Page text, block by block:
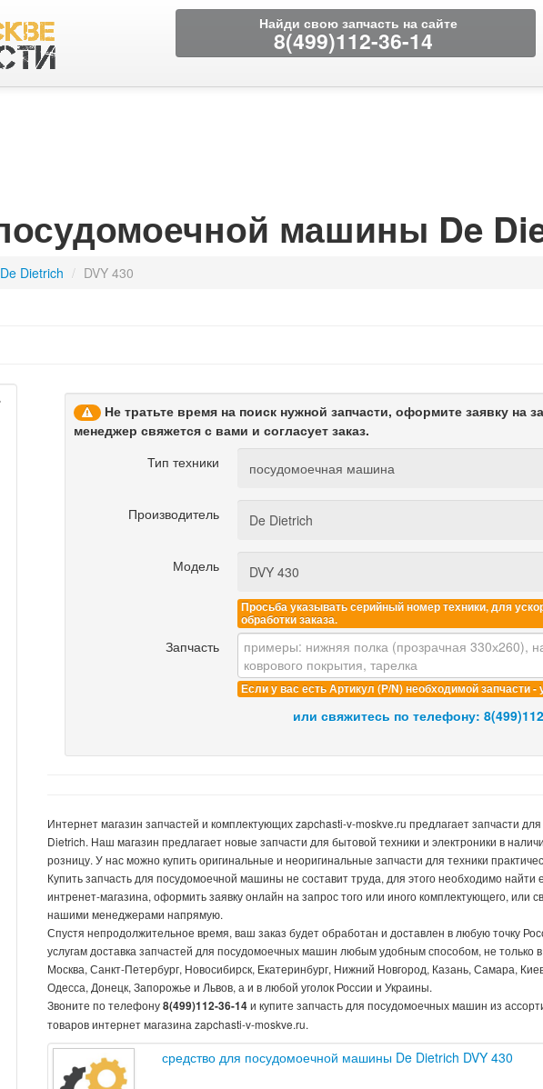
Найди свою запчасть на сайте
8(499)112-36-14
машины De
De Dietrich / DVY 430
Не тратьте время на поиск нужной запчасти, оформите заявку на
менеджер свяжется с вами и согласует заказ.
Тип техники
Производитель
Модель
Просьба указывать серийный номер техники, для
обработки заказа.
Запчасть
Если у вас есть Артикул (P/N) необходимой запчасти -
или свяжитесь по телефону:
Интернет магазин запчастей и комплектующих zapchasti-v-moskve.ru предлагает запчасти
Dietrich. Наш магазин предлагает новые запчасти для бытовой техники и электроники в
розницу. У нас можно купить оригинальные и неоригинальные запчасти для техники
Купить запчасть для посудомоечной машины не составит труда, для этого необходимо найти
интренет-магазина, оформить заявку онлайн на запрос того или иного комплектующего, или
нашими менеджерами напрямую.
Спустя непродолжительное время, ваш заказ будет обработан и доставлен в любую точку
услугам доставка запчастей для посудомоечных машин любым удобным способом, не только в
Москва, Санкт-Петербург, Новосибирск, Екатеринбург, Нижний Новгород, Казань, Самара,
Одесса, Донецк, Запорожье и Львов, а и в любой уголок России и Украины.
Звоните по телефону8(499)112-36-14и купите запчасть для посудомоечных машин из
товаров интернет магазина zapchasti-v-moskve.ru.
средство для посудомоечной машины De Dietrich DVY 430